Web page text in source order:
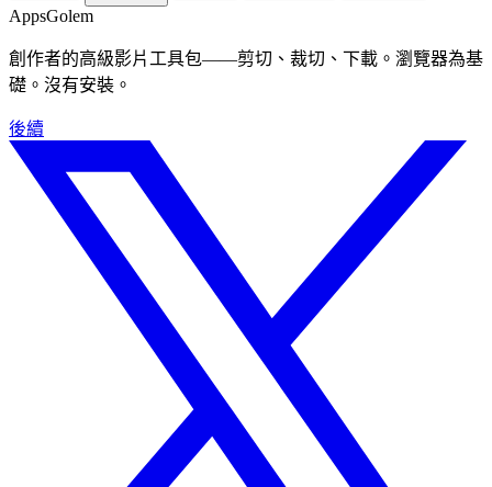
AppsGolem
創作者的高級影片工具包——剪切、裁切、下載。瀏覽器為基
礎。沒有安裝。
後續